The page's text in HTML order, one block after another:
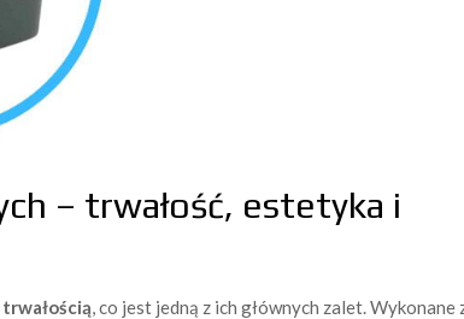
– trwałość, estetyka i
trwałością, co jest jedną z ich głównych zalet. Wykonane